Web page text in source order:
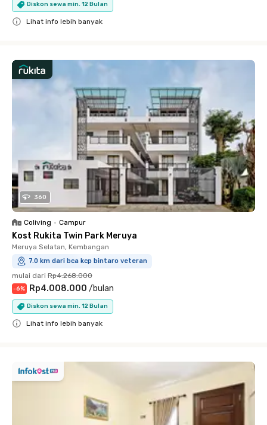
Diskon sewa min. 12 Bulan
Lihat info lebih banyak
360
Coliving • Campur
Kost Rukita Twin Park Meruya
Meruya Selatan, Kembangan
7.0 km dari bca kcp bintaro veteran
mulai dari Rp4.268.000
-6% Rp4.008.000 /bulan
Diskon sewa min. 12 Bulan
Lihat info lebih banyak